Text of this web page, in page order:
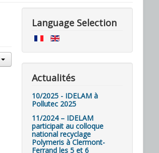
Language Selection
Actualités
10/2025 - IDELAM à
Pollutec 2025
11/2024 – IDELAM
participait au colloque
national recyclage
Polymeris à Clermont-
Ferrand les 5 et 6